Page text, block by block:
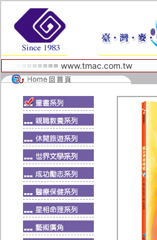
www.tmac.com.tw